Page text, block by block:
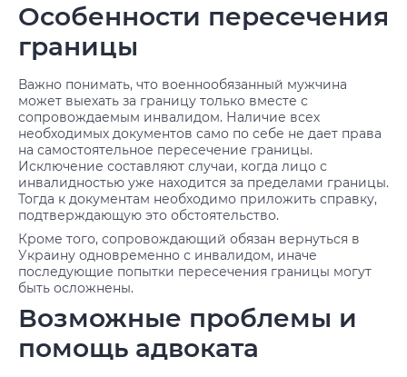
Особенности пересечения
границы
Важно понимать, что военнообязанный мужчина
может выехать за границу только вместе с
сопровождаемым инвалидом. Наличие всех
необходимых документов само по себе не дает права
на самостоятельное пересечение границы.
Исключение составляют случаи, когда лицо с
инвалидностью уже находится за пределами границы.
Тогда к документам необходимо приложить справку,
подтверждающую это обстоятельство.
Кроме того, сопровождающий обязан вернуться в
Украину одновременно с инвалидом, иначе
последующие попытки пересечения границы могут
быть осложнены.
Возможные проблемы и
помощь адвоката